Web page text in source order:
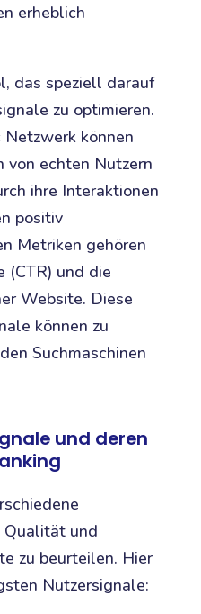
erheblich
das speziell darauf
zu optimieren.
können
von echten Nutzern
ihre Interaktionen
positiv
Metriken gehören
(CTR) und die
Website. Diese
können zu
Suchmaschinen
und deren
Qualität und
zu beurteilen. Hier
Nutzersignale: